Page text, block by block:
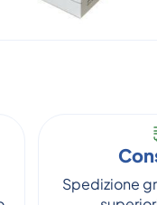
Spedizione